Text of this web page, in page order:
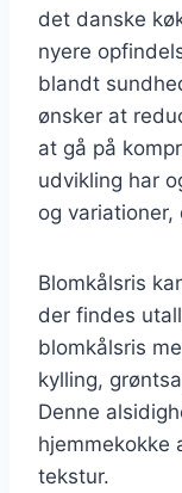
det danske
nyere
blandt
ønsker at
at gå på
udvikling har
og
Blomkålsris
der findes
blomkålsris
kylling,
Denne
hjemmekokke
tekstur.